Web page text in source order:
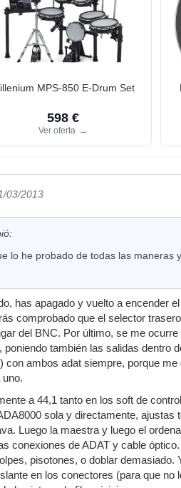
MPS-850 E-Drum Set
598 €
Ver oferta →
03/2013
lo he probado de todas las maneras
has apagado y vuelto a encender
comprobado que el selector
del BNC. Por último, se me
poniendo también las salidas dentro
con ambos adat siempre, porque
a 44,1 tanto en los soft de
sola y directamente,
Luego la maestra y luego el
conexiones de ADAT y cable
pisotones, o doblar
en los conectores (para que